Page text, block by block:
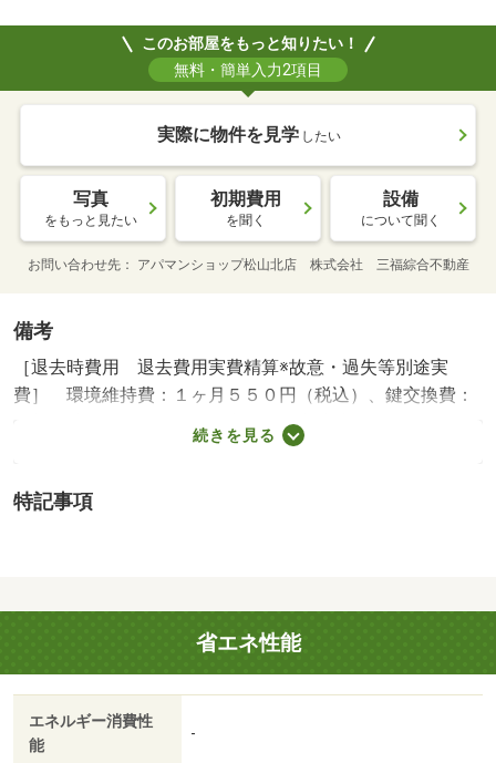
このお部屋をもっと知りたい！
無料・簡単入力2項目
実際に物件を見学 したい
写真
をもっと見たい
初期費用
を聞く
設備
について聞く
お問い合わせ先 アパマンショップ松山北店 株式会社 三福綜合不動産
備考
［退去時費用 退去費用実費精算※故意・過失等別途実
費］ 環境維持費：１ヶ月５５０円（税込）、鍵交換費：
ご契約時１６５００円（税込）、退去時清掃費：５２２５
０円（税込）、インターネット利用料：有料、更新手数
８２２５９４２・賃貸保証等：加入要（家賃等の１００％
駐輪場：有
続きを見る
特記事項
省エネ性能
エネルギー消費性
能
-